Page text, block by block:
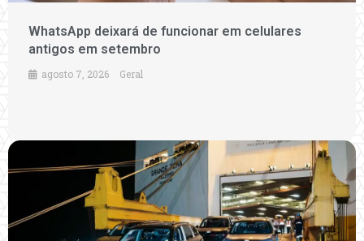
WhatsApp deixará de funcionar em celulares
antigos em setembro
agosto 7, 2026 Geral